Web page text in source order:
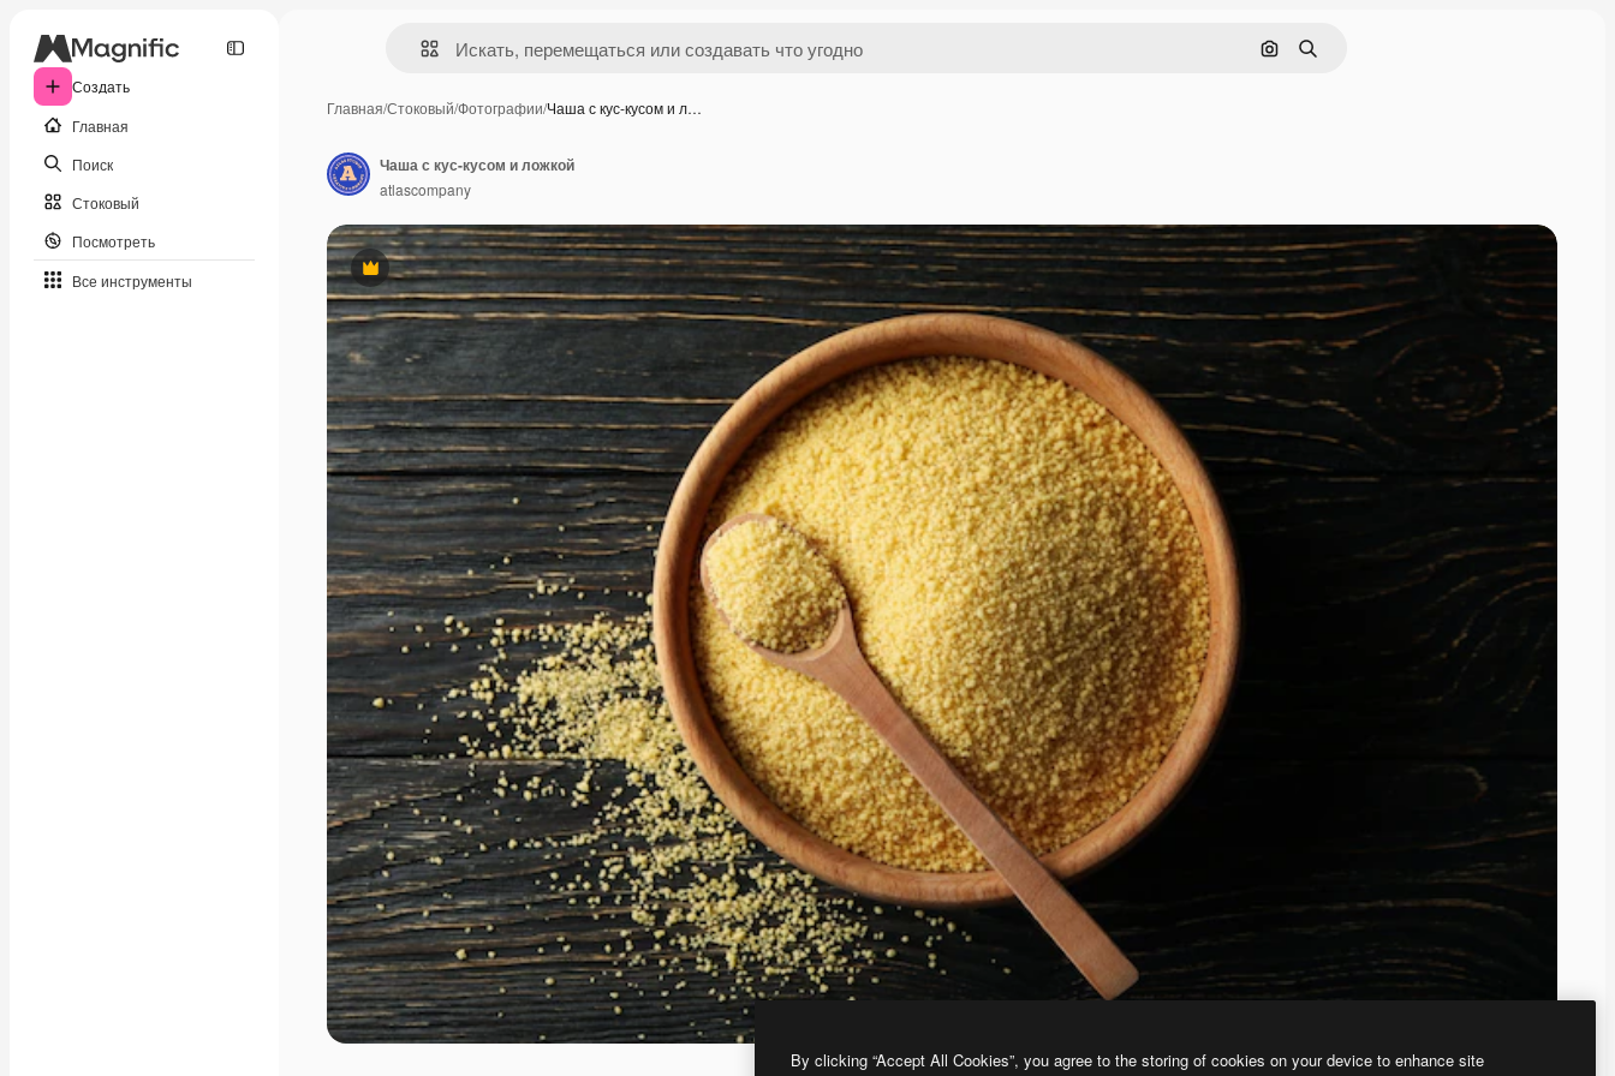
Создать
Главная
Поиск
Стоковый
Посмотреть
Все инструменты
Поиск по изображению
Поиск
Главная/Стоковый/Фотографии/Чаша с кус-кусом и л…
Премиум
Чаша с кус-кусом и ложкой
atlascompany
By clicking “Accept All Cookies”, you agree to the storing of cookies on your device to enhance site